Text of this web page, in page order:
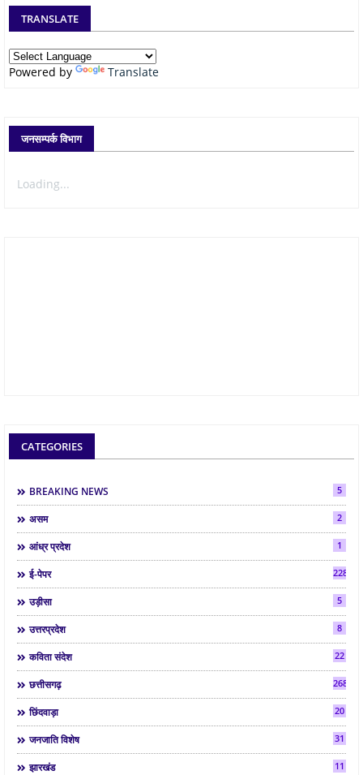
TRANSLATE
Powered by Translate
जनसम्पर्क विभाग
Loading...
CATEGORIES
BREAKING NEWS 5
असम 2
आंध्र प्रदेश 1
ई-पेपर 2286
उड़ीसा 5
उत्तरप्रदेश 8
कविता संदेश 22
छत्तीसगढ़ 268
छिंदवाड़ा 20
जनजाति विशेष 31
झारखंड 11